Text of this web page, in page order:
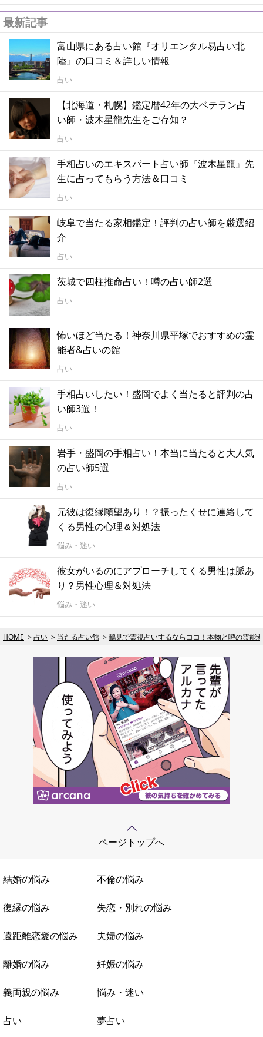
最新記事
富山県にある占い館『オリエンタル易占い北
陸』の口コミ＆詳しい情報
占い
【北海道・札幌】鑑定暦42年の大ベテラン占
い師・波木星龍先生をご存知？
占い
手相占いのエキスパート占い師『波木星龍』先
生に占ってもらう方法＆口コミ
占い
岐阜で当たる家相鑑定！評判の占い師を厳選紹
介
占い
茨城で四柱推命占い！噂の占い師2選
占い
怖いほど当たる！神奈川県平塚でおすすめの霊
能者&占いの館
占い
手相占いしたい！盛岡でよく当たると評判の占
い師3選！
占い
岩手・盛岡の手相占い！本当に当たると大人気
の占い師5選
占い
元彼は復縁願望あり！？振ったくせに連絡して
くる男性の心理＆対処法
悩み・迷い
彼女がいるのにアプローチしてくる男性は脈あ
り？男性心理＆対処法
悩み・迷い
HOME 占い 当たる占い館 鶴見で霊視占いするならココ！本物と噂の霊能
ページトップへ
結婚の悩み 不倫の悩み
復縁の悩み 失恋・別れの悩み
遠距離恋愛の悩み 夫婦の悩み
離婚の悩み 妊娠の悩み
義両親の悩み 悩み・迷い
占い 夢占い